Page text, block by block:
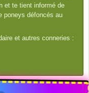
et te tient informé de
poneys défoncés au
et autres conneries :